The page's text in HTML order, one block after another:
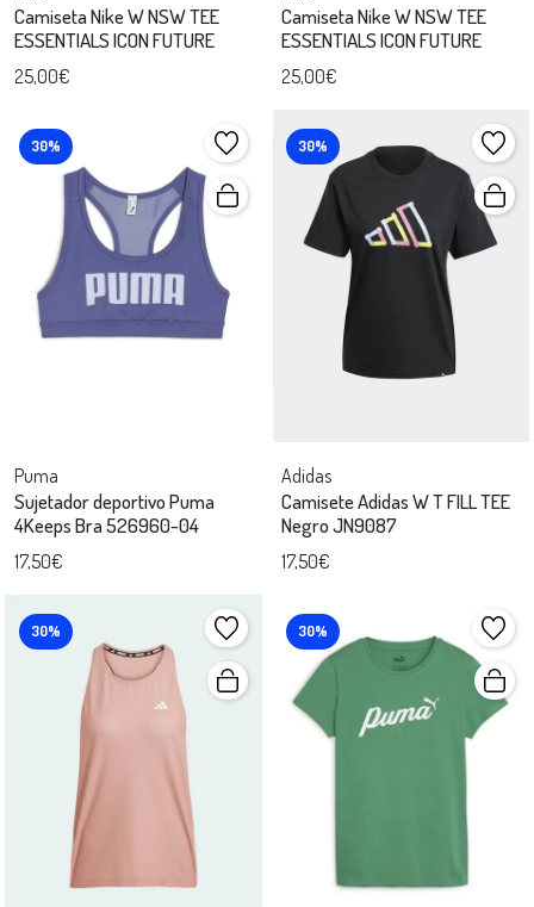
Camiseta Nike W NSW TEE
ESSENTIALS ICON FUTURE
25,00€
Camiseta Nike W NSW TEE
ESSENTIALS ICON FUTURE
25,00€
30%
Puma
Sujetador deportivo Puma
4Keeps Bra 526960-04
17,50€
30%
Adidas
Camisete Adidas W T FILL TEE
Negro JN9087
17,50€
30% 30%